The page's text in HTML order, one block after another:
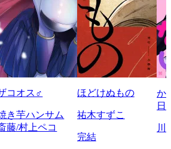
コオス♂
き芋ハンサム
藤/村上ペコ
ほどけぬもの
祐木すずこ
完結
か
日
川